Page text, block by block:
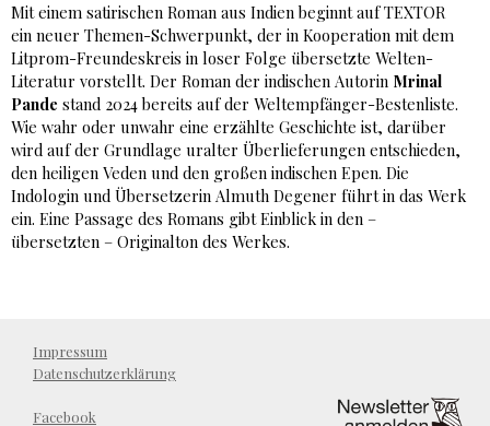
Mit einem satirischen Roman aus Indien beginnt auf TEXTOR
ein neuer Themen-Schwerpunkt, der in Kooperation mit dem
Litprom-Freundeskreis in loser Folge übersetzte Welten-
Literatur vorstellt. Der Roman der indischen Autorin Mrinal
Pande stand 2024 bereits auf der Weltempfänger-Bestenliste.
Wie wahr oder unwahr eine erzählte Geschichte ist, darüber
wird auf der Grundlage uralter Überlieferungen entschieden,
den heiligen Veden und den großen indischen Epen. Die
Indologin und Übersetzerin Almuth Degener führt in das Werk
ein. Eine Passage des Romans gibt Einblick in den –
übersetzten – Originalton des Werkes.
Impressum
Datenschutzerklärung
Facebook